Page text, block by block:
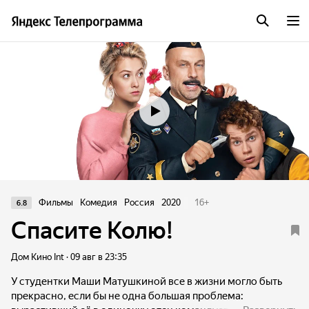
6.8 Фильмы Комедия Россия 2020 16+
Спасите Колю!
Дом Кино Int · 09 авг в 23:35
У студентки Маши Матушкиной все в жизни могло быть
прекрасно, если бы не одна большая проблема: